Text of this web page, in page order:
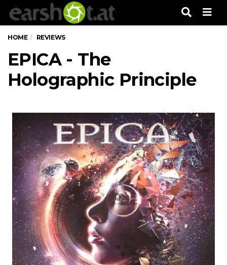
HOME REVIEWS
EPICA - The
Holographic Principle